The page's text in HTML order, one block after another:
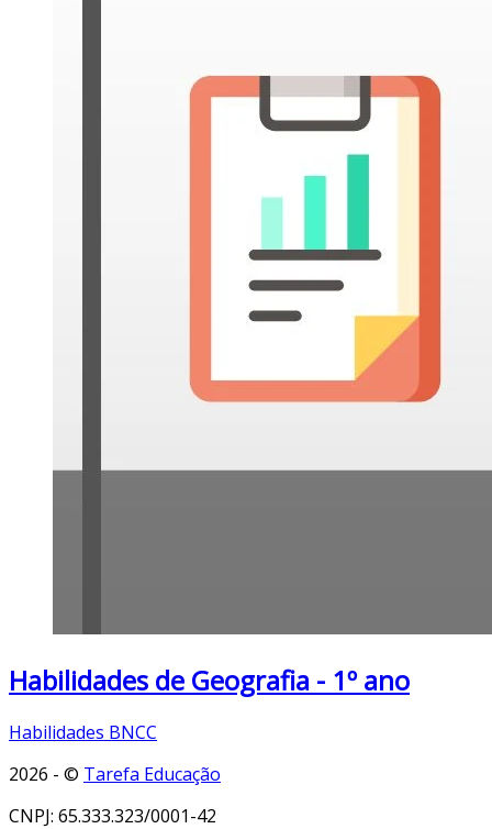
Habilidades de Geografia - 1º ano
Habilidades BNCC
2026 - © Tarefa Educação
CNPJ: 65.333.323/0001-42